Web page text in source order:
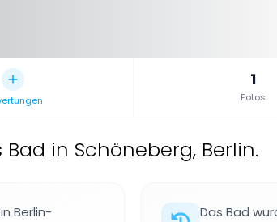
1
Fotos
in Schöneberg, Berlin.
Berlin-
Das Bad